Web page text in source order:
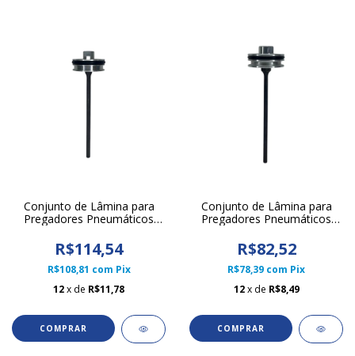
Conjunto de Lâmina para
Pregadores Pneumáticos
R$114,54
R$108,81 com Pix
12x de R$11,78
Conjunto de Lâmina para
Pregadores Pneumáticos
R$82,52
R$78,39 com Pix
12 x de R$8,49